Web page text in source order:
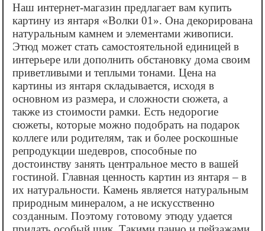
Наш интернет-магазин предлагает вам купить
картину из янтаря «‎Волки 01». Она декорирована
натуральным камнем и элементами живописи.
Этюд может стать самостоятельной единицей в
интерьере или дополнить обстановку дома своим
приветливыми и теплыми тонами. Цена на
картины из янтаря складывается, исходя в
основном из размера, и сложности сюжета, а
также из стоимости рамки. Есть недорогие
сюжеты, которые можно подобрать на подарок
коллеге или родителям, так и более роскошные
репродукции шедевров, способные по
достоинству занять центральное место в вашей
гостиной. Главная ценность картин из янтаря – в
их натуральности. Камень является натуральным
природным минералом, а не искусственно
созданным. Поэтому готовому этюду удается